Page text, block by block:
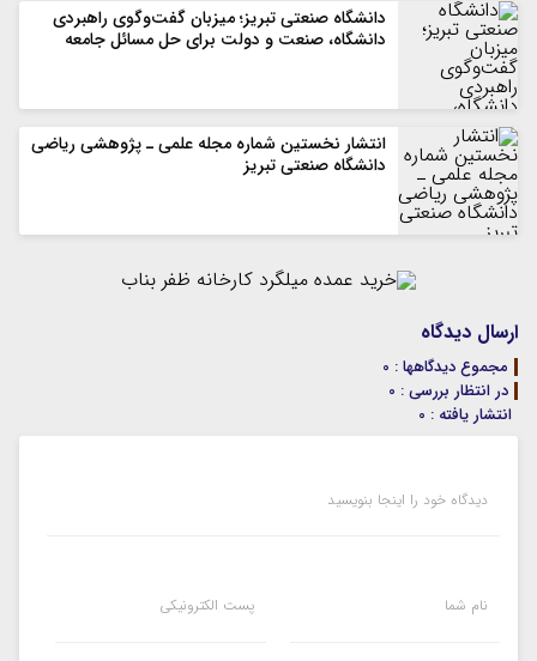
دانشگاه صنعتی تبریز؛ میزبان گفت‌وگوی راهبردی
دانشگاه، صنعت و دولت برای حل مسائل جامعه
انتشار نخستین شماره مجله علمی ـ پژوهشی ریاضی
دانشگاه صنعتی تبریز
ارسال دیدگاه
مجموع دیدگاهها : 0
در انتظار بررسی : 0
انتشار یافته : 0
دیدگاه خود را اینجا بنویسید
نام شما پست الکترونیکی